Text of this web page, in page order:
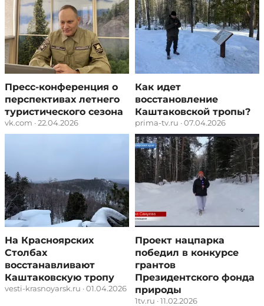
Пресс-конференция о
перспективах летнего
туристического сезона
vk.com · 22.04.2026
Как идет
восстановление
Каштаковской тропы?
prima-tv.ru · 07.04.2026
На Красноярских
Столбах
восстанавливают
Каштаковскую тропу
vesti-krasnoyarsk.ru · 01.04.2026
Проект нацпарка
победил в конкурсе
грантов
Президентского фонда
природы
1tv.ru · 11.02.2026